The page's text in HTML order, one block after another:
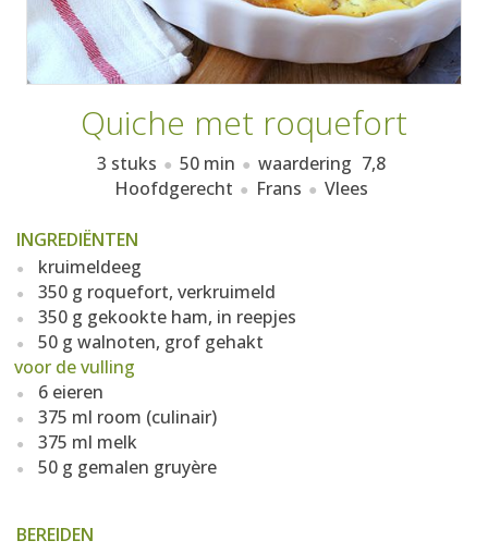
Quiche met roquefort
3 stuks 50 min waardering 7,8
Hoofdgerecht
Frans Vlees
INGREDIËNTEN
kruimeldeeg
350 g roquefort, verkruimeld
350 g gekookte ham, in reepjes
50 g walnoten, grof gehakt
voor de vulling
6 eieren
375 ml room (culinair)
375 ml melk
50 g gemalen gruyère
BEREIDEN